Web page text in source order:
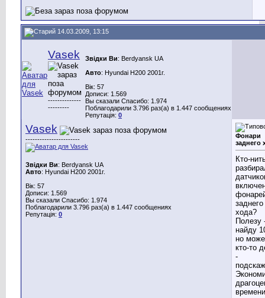
14.03.2009, 13:15
Vasek
--------------
---------
Звідки Ви: Berdyansk UA
Авто: Hyundai H200 2001г.
Вік: 57
Дописи: 1.569
Вы сказали Спасибо: 1.974
Поблагодарили 3.796 раз(а) в 1.447 сообщениях
Репутація: 0
Vasek
-----------------------
Звідки Ви: Berdyansk UA
Авто: Hyundai H200 2001г.
Вік: 57
Дописи: 1.569
Вы сказали Спасибо: 1.974
Поблагодарили 3.796 раз(а) в 1.447 сообщениях
Репутація: 0
Фонари
заднего
Кто-
заднего
хода?
Полезу
найду
но
кто-то
-